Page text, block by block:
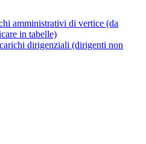
amministrativi di vertice (da
in tabelle)
dirigenziali (dirigenti non